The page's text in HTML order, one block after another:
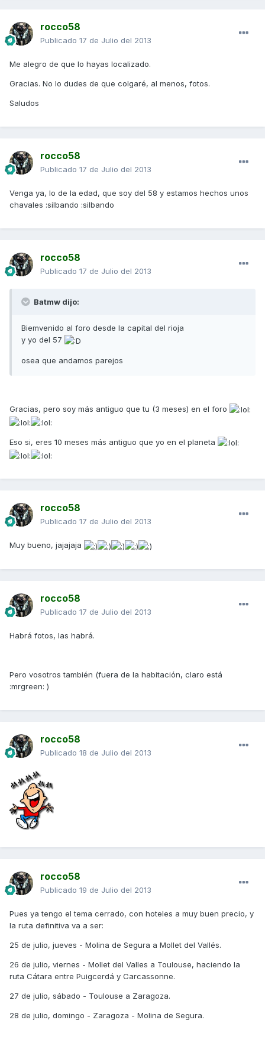
rocco58
Publicado 17 de Julio del 2013
Me alegro de que lo hayas localizado.
Gracias. No lo dudes de que colgaré, al menos, fotos.
Saludos
rocco58
Publicado 17 de Julio del 2013
Venga ya, lo de la edad, que soy del 58 y estamos hechos unos
chavales :silbando :silbando
rocco58
Publicado 17 de Julio del 2013
Batmw dijo:
Biemvenido al foro desde la capital del rioja
y yo del 57
osea que andamos parejos
Gracias, pero soy más antiguo que tu (3 meses) en el foro
Eso si, eres 10 meses más antiguo que yo en el planeta
rocco58
Publicado 17 de Julio del 2013
Muy bueno, jajajaja
rocco58
Publicado 17 de Julio del 2013
Habrá fotos, las habrá.
Pero vosotros también (fuera de la habitación, claro está
:mrgreen: )
rocco58
Publicado 18 de Julio del 2013
rocco58
Publicado 19 de Julio del 2013
Pues ya tengo el tema cerrado, con hoteles a muy buen precio, y
la ruta definitiva va a ser:
25 de julio, jueves - Molina de Segura a Mollet del Vallés.
26 de julio, viernes - Mollet del Valles a Toulouse, haciendo la
ruta Cátara entre Puigcerdá y Carcassonne.
27 de julio, sábado - Toulouse a Zaragoza.
28 de julio, domingo - Zaragoza - Molina de Segura.